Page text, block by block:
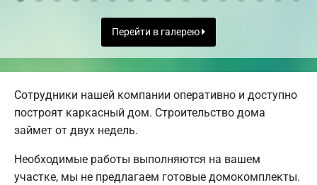
Перейти в галерею
Сотрудники нашей компании оперативно и доступно
построят каркасный дом. Строительство дома
займет от двух недель.
Необходимые работы выполняются на вашем
участке, мы не предлагаем готовые домокомплекты.